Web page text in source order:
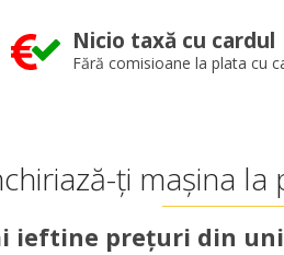
Nicio taxă cu cardul
Fără comisioane la plata cu
ți mașina
ieftine prețuri din